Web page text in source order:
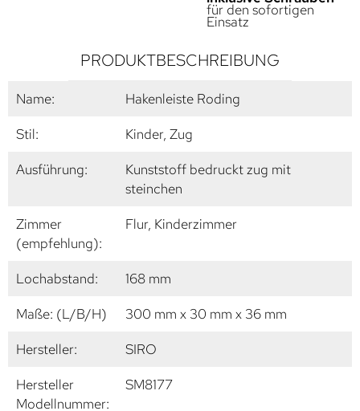
für den sofortigen
Einsatz
PRODUKTBESCHREIBUNG
Name:
Hakenleiste Roding
Stil:
Kinder, Zug
Ausführung:
Kunststoff bedruckt zug mit
steinchen
Zimmer
(empfehlung):
Flur, Kinderzimmer
Lochabstand:
168 mm
Maße: (L/B/H)
300 mm x 30 mm x 36 mm
Hersteller:
SIRO
Hersteller
Modellnummer:
SM8177